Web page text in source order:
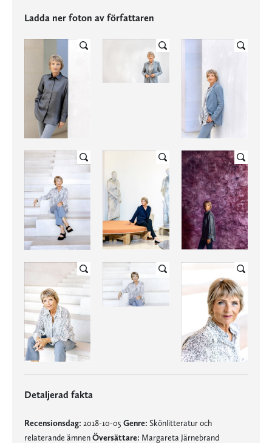
Ladda ner foton av författaren
Detaljerad fakta
Recensionsdag: 2018-10-05 Genre: Skönlitteratur och
relaterande ämnenÖversättare: Margareta Järnebrand